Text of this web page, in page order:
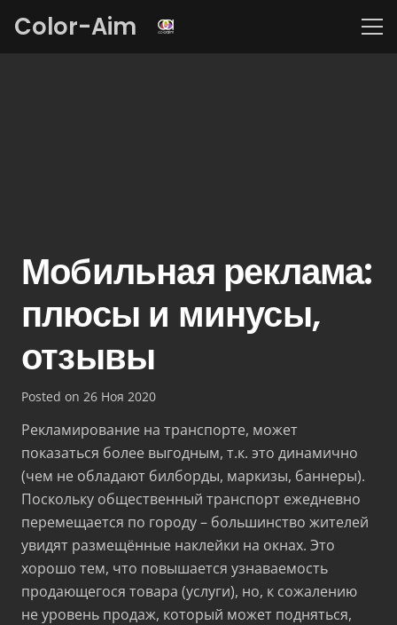
Color-Aim
Мобильная реклама:
плюсы и минусы,
отзывы
Posted on 26 Ноя 2020
Рекламирование на транспорте, может
показаться более выгодным, т.к. это динамично
(чем не обладают билборды, маркизы, баннеры).
Поскольку общественный транспорт ежедневно
перемещается по городу – большинство жителей
увидят размещённые наклейки на окнах. Это
хорошо тем, что повышается узнаваемость
продающегося товара (услуги), но, к сожалению
не уровень продаж, который может подняться,